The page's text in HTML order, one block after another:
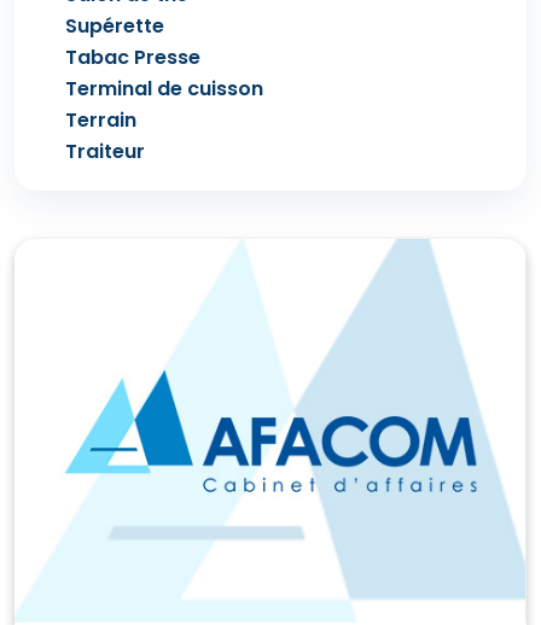
Supérette
Tabac Presse
Terminal de cuisson
Terrain
Traiteur